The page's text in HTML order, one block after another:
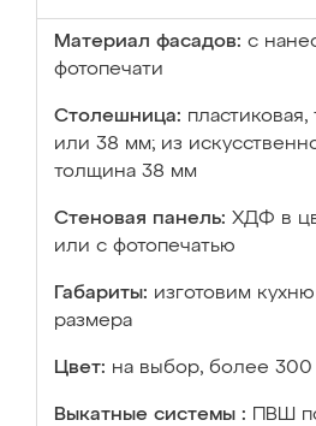
Материал фасадов: с
фотопечати
Столешница:
или 38 мм; из
толщина 38 мм
Стеновая панель: ХДФ в
или с фотопечатью
Габариты: изготовим
размера
Цвет: на выбор, более 300
Выкатные системы :
ПВШ